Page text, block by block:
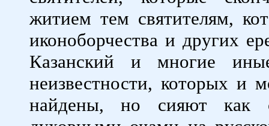
житием тем святителям,
иконоборчества и других
Казанский и многие
неизвестности, которых и
найдены, но сияют как